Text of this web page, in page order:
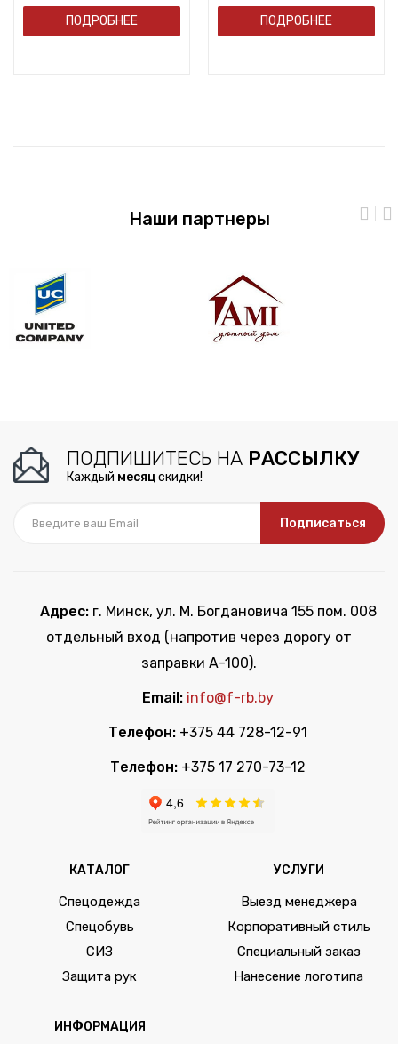
ПОДРОБНЕЕ ПОДРОБНЕЕ
Наши партнеры
ПОДПИШИТЕСЬ НА РАССЫЛКУ
Каждый месяцскидки!
Подписаться
Адрес:г. Минск, ул. М. Богдановича 155 пом. 008
отдельный вход (напротив через дорогу от
заправки А-100).
Email: info@f-rb.by
Телефон: +375 44 728-12-91
Телефон: +375 17 270-73-12
КАТАЛОГ
Спецодежда
Спецобувь
СИЗ
Защита рук
УСЛУГИ
Выезд менеджера
Корпоративный стиль
Специальный заказ
Нанесение логотипа
ИНФОРМАЦИЯ